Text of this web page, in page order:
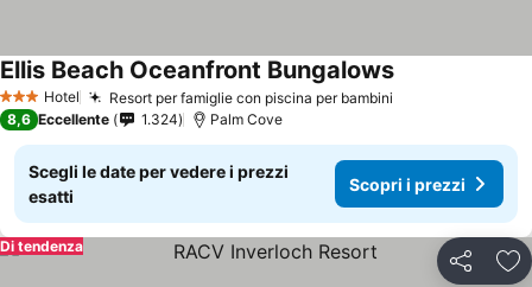
3 StelleHotel Resort per famiglie con piscina per bambini
Ellis Beach Oceanfront Bungalows
8,6 Eccellente 1.324 Palm Cove
Scegli le date per vedere i prezzi
esatti
Scopri i prezzi
Condividi
Di tendenza